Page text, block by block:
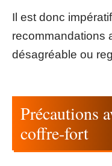
Il est donc
recommandations
désagréable ou
Précautions
coffre-fort